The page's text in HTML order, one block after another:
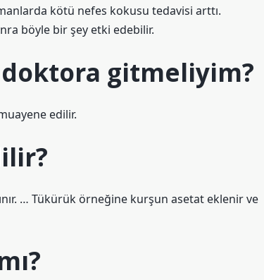
kötü nefes kokusu tedavisi arttı.
böyle bir şey etki edebilir.
gitmeliyim?
edilir.
… Tükürük örneğine kurşun asetat eklenir ve